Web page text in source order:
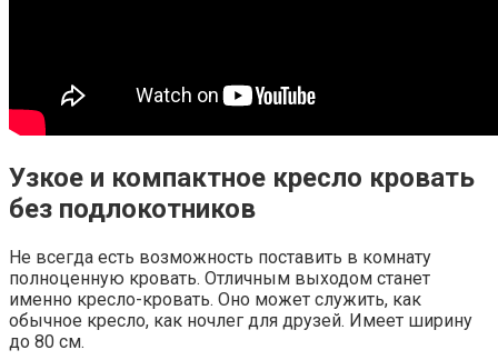
Узкое и компактное кресло кровать
без подлокотников
Не всегда есть возможность поставить в комнату
полноценную кровать. Отличным выходом станет
именно кресло-кровать. Оно может служить, как
обычное кресло, как ночлег для друзей. Имеет ширину
до 80 см.